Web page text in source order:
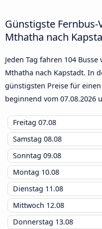
Günstigste
Mthatha nach
Jeden Tag fahren 104
Mthatha nach Kapstadt. In
günstigsten Preise für
beginnend vom 07.08.2026
Freitag 07.08
Samstag 08.08
Sonntag 09.08
Montag 10.08
Dienstag 11.08
Mittwoch 12.08
Donnerstag 13.08